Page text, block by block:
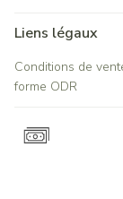
Liens légaux
Conditions de
forme ODR